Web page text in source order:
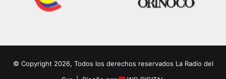
© Copyright 2026, Todos los derechos reservados La Radio del